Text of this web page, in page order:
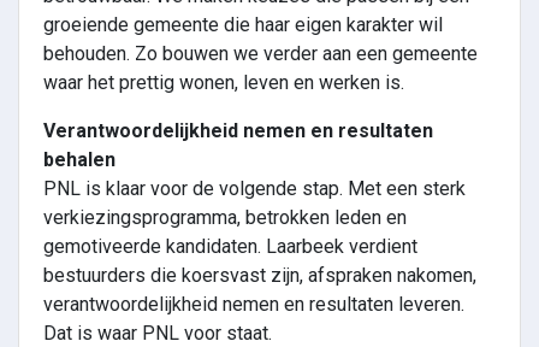
groeiende gemeente die haar eigen karakter wil
behouden. Zo bouwen we verder aan een gemeente
waar het prettig wonen, leven en werken is.
Verantwoordelijkheid nemen en resultaten
behalen
PNL is klaar voor de volgende stap. Met een sterk
verkiezingsprogramma, betrokken leden en
gemotiveerde kandidaten. Laarbeek verdient
bestuurders die koersvast zijn, afspraken nakomen,
verantwoordelijkheid nemen en resultaten leveren.
Dat is waar PNL voor staat.